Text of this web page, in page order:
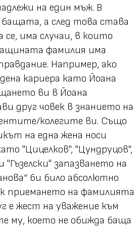
на един мъж. В
а след това става
се, има случаи, в които
фамилия има
Например, ако
кариера като Йоана
ви в Йоана
друг човек в знанието на
колегите ви. Също
на една жена носи
"Цицелков", "Цундруцов",
запазването на
би било абсолютно
приемането на фамилията
е жест на уважение към
му, което не обижда баща